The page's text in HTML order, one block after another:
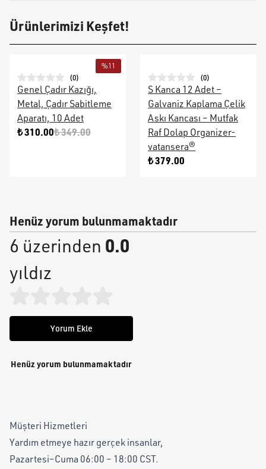
Ürünlerimizi Keşfet!
%11
(0)
Genel Çadır Kazığı,
Metal, Çadır Sabitleme
Aparatı, 10 Adet
₺ 310.00₺ 349.00
(0)
S Kanca 12 Adet –
Galvaniz Kaplama Çelik
Askı Kancası – Mutfak
Raf Dolap Organizer-
vatansera®
₺ 379.00
Henüz yorum bulunmamaktadır
6 üzerinden 0.0
yıldız
Yorum Ekle
Henüz yorum bulunmamaktadır
Müşteri Hizmetleri
Yardım etmeye hazır gerçek insanlar,
Pazartesi–Cuma 06:00 – 18:00 CST.